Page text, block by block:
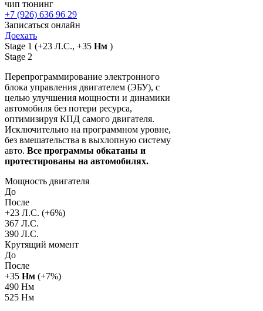
чип тюнинг
+7 (926) 636 96 29
Записаться онлайн
Доехать
Stage 1 (+23 Л.С., +35 Нм )
Stage 2
Перепрограммирование электронного
блока управления двигателем (ЭБУ), с
целью улучшения мощности и динамики
автомобиля без потери ресурса,
оптимизируя КПД самого двигателя.
Исключительно на программном уровне,
без вмешательства в выхлопную систему
авто. Все программы обкатаны и
протестированы на автомобилях.
Мощность двигателя
До
После
+23 Л.С. (+6%)
367 Л.С.
390 Л.С.
Крутящий момент
До
После
+35 Нм (+7%)
490 Нм
525 Нм